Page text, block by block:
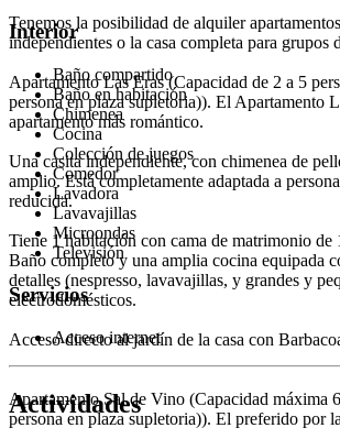
Tenemos la posibilidad de alquiler
independientes o la casa completa para grupos
Apartamento Las Eras (Capacidad de 2 a 5
persona en plaza supletoria)). El Apartamento
apartamento más romántico.
Una casita independiente, con chimenea de
amplio. Está completamente adaptada a
reducida.
Tiene 1 habitación con cama de matrimonio de
Baño completo y una amplia cocina equipada
detalles (nespresso, lavavajillas, y grandes y
electrodomésticos.
Acceso directo al jardín de la casa con
Apartamento Sal de Vino (Capacidad máxima 6
persona en plaza supletoria)). El preferido por
Interior
Baño compartido
Baño en habitación
Chimenea
Cocina
Colección de juegos
Comedor
Lavadora
Lavavajillas
Microondas
Televisión
Servicios
Acceso internet
Actividades